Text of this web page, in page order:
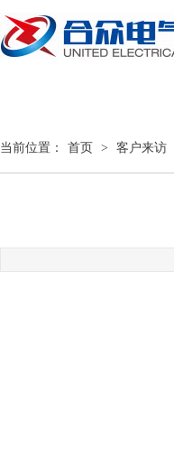
当前位置： 首页 > 客户来访